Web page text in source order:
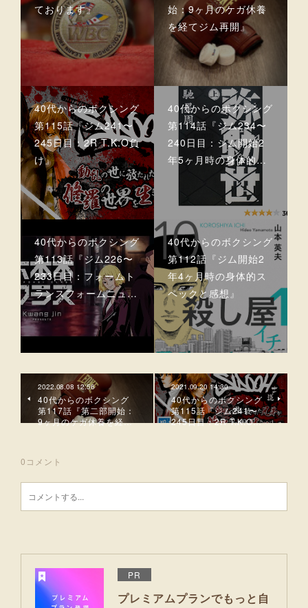
ております』
始：9ヶ月のケガ休養
を経てジム再開』
40代からのボクシング
第115話『ジム241〜
245日目：2R T.K.O負
け』
40代からのボクシング
第114話『ジム234〜
240日目：ジム開始2
年5ヶ月時の身体的…
40代からのボクシング
第113話『ジム226〜
233日目：フォームト
ランスフォームニュ…
40代からのボクシング
第112話『ジム開始2
年4ヶ月時の身体的ス
ペックと感想』
2022.08.08 12:56
40代からのボクシング
第117話『第二部開始：
9ヶ月のケガ休養を経…
2021.09.20 14:30
40代からのボクシング
第115話『ジム241〜
245日目：2R T.K.O…
0 コメント
PR
プレミアムプランでもっと自